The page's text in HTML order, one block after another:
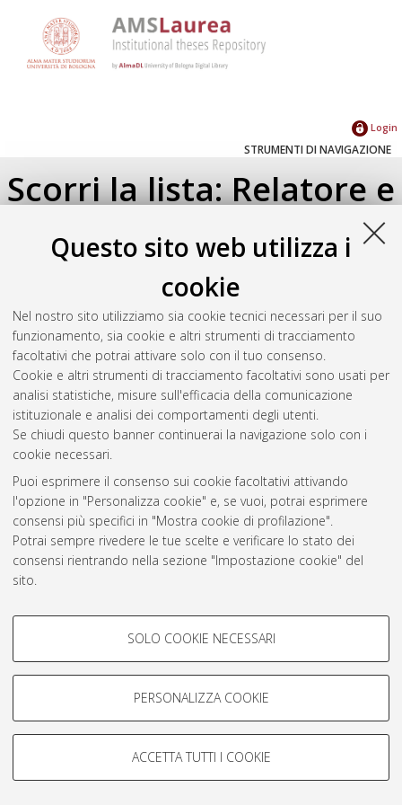
Questo sito web utilizza i
cookie
Nel nostro sito utilizziamo sia cookie tecnici necessari per il suo
funzionamento, sia cookie e altri strumenti di tracciamento
facoltativi che potrai attivare solo con il tuo consenso.
Cookie e altri strumenti di tracciamento facoltativi sono usati per
analisi statistiche, misure sull'efficacia della comunicazione
istituzionale e analisi dei comportamenti degli utenti.
Se chiudi questo banner continuerai la navigazione solo con i
cookie necessari.
Puoi esprimere il consenso sui cookie facoltativi attivando
l'opzione in "Personalizza cookie" e, se vuoi, potrai esprimere
consensi più specifici in "Mostra cookie di profilazione".
Potrai sempre rivedere le tue scelte e verificare lo stato dei
consensi rientrando nella sezione "Impostazione cookie" del
sito.
COOKIE DI PROFILAZIONE -
Si tratta di cookie utilizzati per analizzare le caratteristiche della
navigazione degli utenti, creare profili in base al loro comportamento
Mostra cookie di profilazione
COOKIE TECNICI - NECESSARI
SOLO COOKIE NECESSARI
PERSONALIZZA COOKIE
ACCETTA TUTTI I COOKIE
Login
STRUMENTI DI NAVIGAZIONE
Scorri la lista: Relatore e
Correlatore
Seleziona un valore dall'elenco sottostante.
2025(1)
2024(1)
Atom
Rss 1.0
AMS Laurea
Servizio implementato e gestito da AlmaDL
Condizioni d’uso del sito